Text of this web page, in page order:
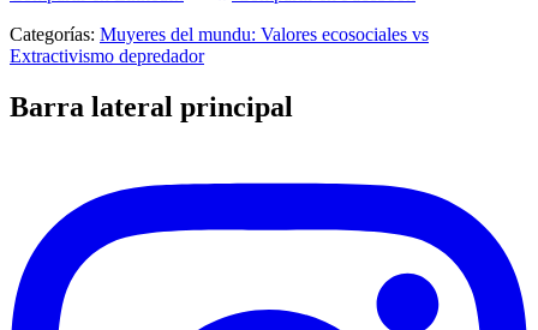
Categorías: Muyeres del mundu: Valores ecosociales vs
Extractivismo depredador
Barra lateral principal